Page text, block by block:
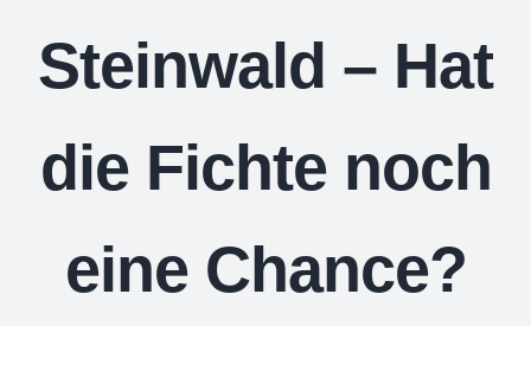
Steinwald – Hat
die Fichte noch
eine Chance?